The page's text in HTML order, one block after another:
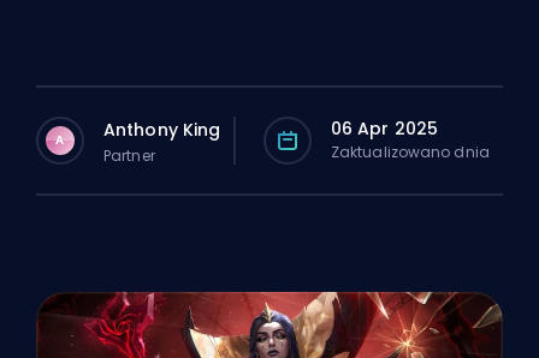
A Anthony King
Partner
06 Apr 2025
Zaktualizowano dnia